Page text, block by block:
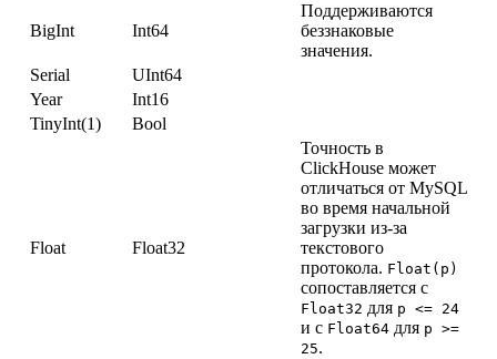
BigInt Int64
Поддерживаются
беззнаковые
значения.
Serial
UInt64
Year
Int16
TinyInt(1)
Bool
Float Float32
Точность в
ClickHouse может
отличаться от MySQL
во время начальной
загрузки из-за
текстового
протокола. Float(p)
сопоставляется с
Float32 для p <= 24
и с Float64 для p >=
25.